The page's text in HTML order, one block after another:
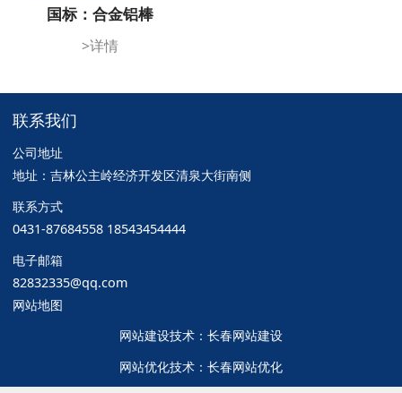
国标：合金铝棒
>详情
联系我们
公司地址
地址：吉林公主岭经济开发区清泉大街南侧
联系方式
0431-87684558 18543454444
电子邮箱
82832335@qq.com
网站地图
网站建设技术： 长春网站建设
网站优化技术： 长春网站优化